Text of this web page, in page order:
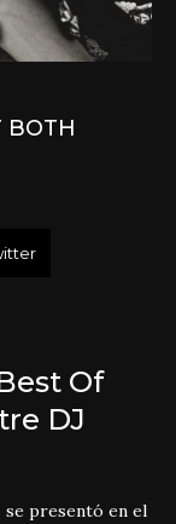
BOTH
Of
DJ
se presentó en el